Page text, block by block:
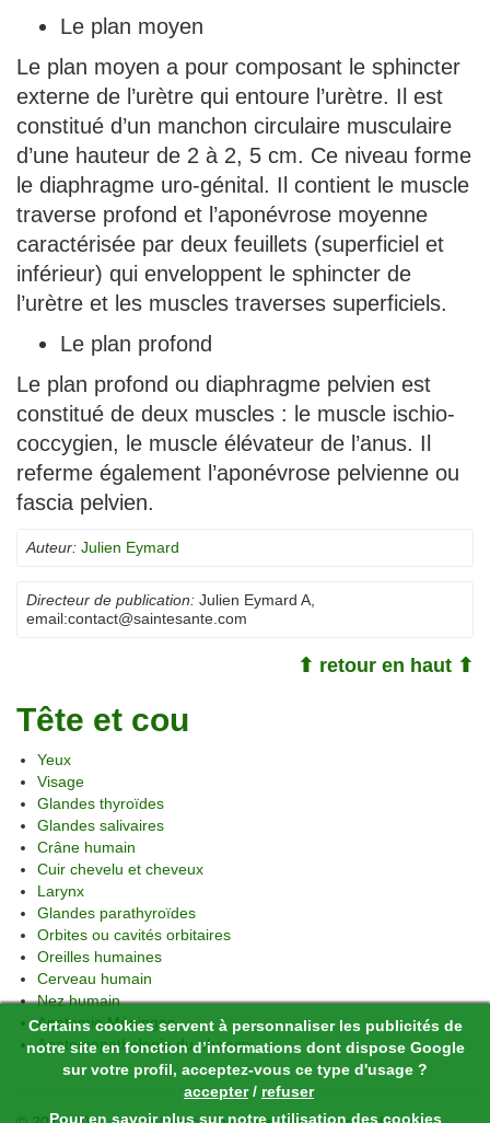
Certains cookies servent à personnaliser les publicités de
notre site en fonction d’informations dont dispose Google
sur votre profil, acceptez-vous ce type d'usage ?
accepter/ refuser
Pour en savoir plus sur notreutilisation des cookies
Le plan moyen
Le plan moyen a pour composant le sphincter
externe de l’urètre qui entoure l’urètre. Il est
constitué d’un manchon circulaire musculaire
d’une hauteur de 2 à 2, 5 cm. Ce niveau forme
le diaphragme uro-génital. Il contient le muscle
traverse profond et l’aponévrose moyenne
caractérisée par deux feuillets (superficiel et
inférieur) qui enveloppent le sphincter de
l’urètre et les muscles traverses superficiels.
Le plan profond
Le plan profond ou diaphragme pelvien est
constitué de deux muscles : le muscle ischio-
coccygien, le muscle élévateur de l’anus. Il
referme également l’aponévrose pelvienne ou
fascia pelvien.
Auteur: Julien Eymard
Directeur de publication: Julien Eymard A,
email:contact@saintesante.com
⬆ retour en haut ⬆
Tête et cou
Yeux
Visage
Glandes thyroïdes
Glandes salivaires
Crâne humain
Cuir chevelu et cheveux
Larynx
Glandes parathyroïdes
Orbites ou cavités orbitaires
Oreilles humaines
Cerveau humain
Nez humain
Anatomie Méninges
Anatomopathologie du pharynx